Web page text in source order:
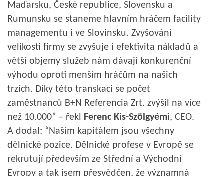
Maďarsku, České republice, Slovensku a
Rumunsku se staneme hlavním hráčem facility
managementu i ve Slovinsku. Zvyšování
velikosti firmy se zvyšuje i efektivita nákladů a
větší objemy služeb nám dávají konkurenční
výhodu oproti menším hráčům na našich
trzích. Díky této transkaci se počet
zaměstnanců B+N Referencia Zrt. zvýšil na více
než 10.000” – řekl Ferenc Kis-Szölgyémi, CEO.
A dodal: “Naším kapitálem jsou všechny
dělnické pozice. Dělnické profese v Evropě se
rekrutují především ze Střední a Východní
Evropy a tak jsem přesvědčen, že významná